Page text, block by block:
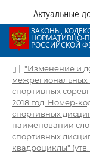
Актуальные
ЗАКОНЫ,
НОРМАТИВНО-
РОССИЙСКОЙ
| "Изменение и
межрегиональных
спортивных
2018 год. Номер-
спортивных
наименовании
спортивных
квадроциклы"